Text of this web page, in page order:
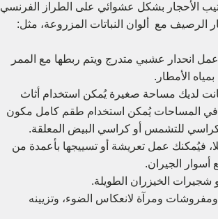
الأحجار بشكل عشوائي على الطراز الفرنسي
الرصيف مع ألوان النباتات المزروعة، مثل:
انحدار عشبي متدرج ويتم ربطها مع الممر
الأمطار.
لديك مساحة صغيرة يُمكن استخدام أثاث
في المساحات يُمكن استخدام طقم كامل مكون
للتشمس أو كراسي البيض المعلقة.
فيُمكنك عمل تعريشة أو تسييجها بأعمدة من
الجيران.
شجيرات الخيزران الطويلة.
ومرآة لانعكاس الضوء، وتزيينه